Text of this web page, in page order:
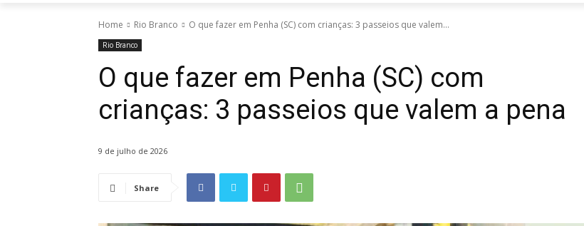
Home Rio Branco O que fazer em Penha (SC) com crianças: 3 passeios que valem...
Rio Branco
O que fazer em Penha (SC) com
crianças: 3 passeios que valem a pena
9 de julho de 2026
Share